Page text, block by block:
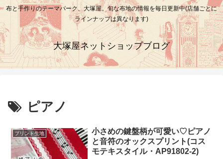
布と手作りのテーマパーク、大塚屋。旬な布地の情報を毎日更新中(店舗ごとに
ラインナップは異なります)
大塚屋ネットショップブログ
ピアノ
プリント生地
小さめの鍵盤柄が可愛い♡ピアノ
と音符のオックスプリント(コス
モテキスタイル・AP91802-2)